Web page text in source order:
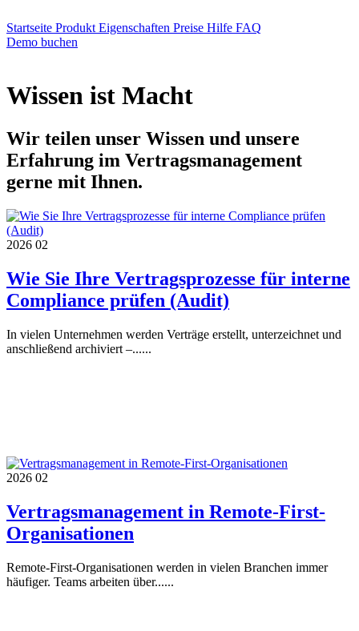
Startseite Produkt Eigenschaften Preise Hilfe FAQ
Demo buchen
Wissen ist Macht
Wir teilen unser Wissen und unsere
Erfahrung im Vertragsmanagement
gerne mit Ihnen.
2026 02
Wie Sie Ihre Vertragsprozesse für interne
Compliance prüfen (Audit)
In vielen Unternehmen werden Verträge erstellt, unterzeichnet und
anschließend archiviert –......
2026 02
Vertragsmanagement in Remote-First-
Organisationen
Remote-First-Organisationen werden in vielen Branchen immer
häufiger. Teams arbeiten über......